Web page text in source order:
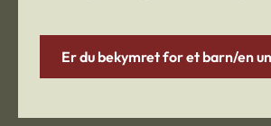
Er du bekymret for et barn/en